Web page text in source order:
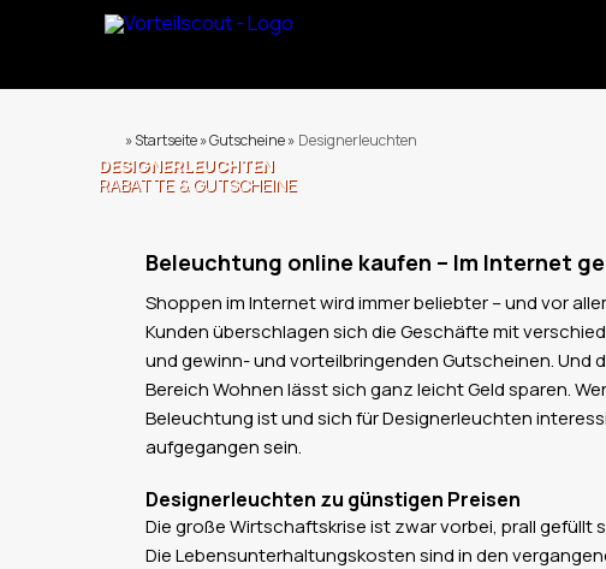
» Startseite » Gutscheine » Designerleuchten
DESIGNERLEUCHTEN
RABATTE & GUTSCHEINE
Beleuchtung online kaufen – Im Internet
Shoppen im Internet wird immer beliebter – und vor
Kunden überschlagen sich die Geschäfte mit
und gewinn- und vorteilbringenden Gutscheinen. Und
Bereich Wohnen lässt sich ganz leicht Geld sparen.
Beleuchtung ist und sich für Designerleuchten
aufgegangen sein.
Designerleuchten zu günstigen Preisen
Die große Wirtschaftskrise ist zwar vorbei, prall gefüllt
Die Lebensunterhaltungskosten sind in den